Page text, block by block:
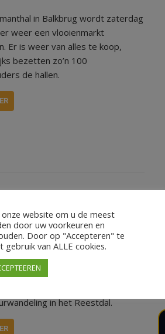
in Balkbrug wordt zaterdag
weer een vlooienmarkt
Er is weer van alles te koop,
bezetten zo’n 100
de hallen.
een wandeling in de natuur
dat is het motto van IVN
Gramsbergen. Omdat
gezond is en veel mensen houden
in het Reestdal.
website om u de meest
door uw voorkeuren en
Door op "Accepteren" te
van ALLE cookies.